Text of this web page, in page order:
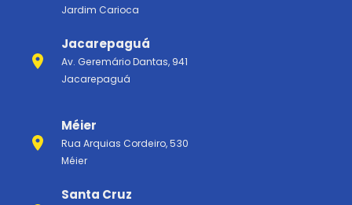
Jardim Carioca
Jacarepaguá
Av. Geremário Dantas, 941
Jacarepaguá
Méier
Rua Arquias Cordeiro, 530
Méier
Santa Cruz